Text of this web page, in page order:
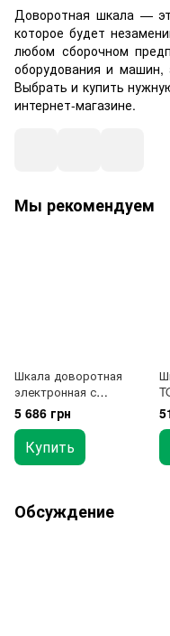
Доворотная шкала —
которое будет
любом сборочном
оборудования и машин,
Выбрать и купить
интернет-магазине.
Мы рекомендуем
Шкала доворотная
электронная с
магнитным
креплением 1°~360°
TOPTUL DTD-360A
5 686 грн
Купить
Обсуждение